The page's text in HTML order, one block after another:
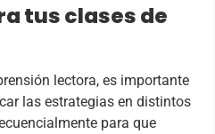
tus clases de
lectora, es importante
las estrategias en distintos
para que